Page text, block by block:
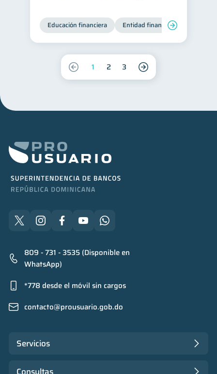
Educación financiera Entidad financiera
1 2 3
809 - 731 - 3535 (Disponible en
WhatsApp)
*778 desde el móvil sin cargos
contacto@prousuario.gob.do
Servicios